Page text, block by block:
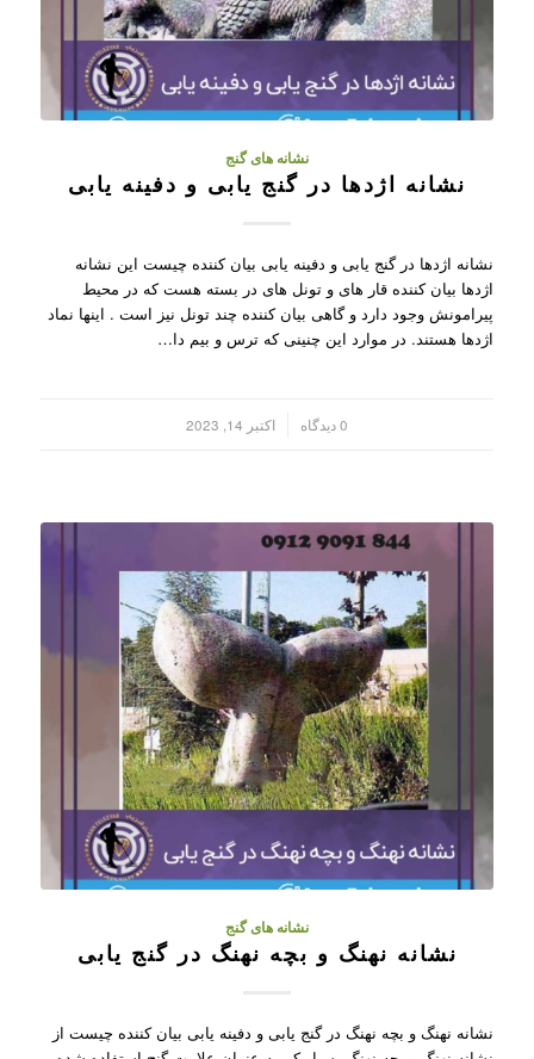
نشانه های گنج
نشانه اژدها در گنج یابی و دفینه یابی
نشانه اژدها در گنج یابی و دفینه یابی بیان کننده چیست این نشانه
اژدها بیان کننده قار های و تونل های در بسته هست که در محیط
پیرامونش وجود دارد و گاهی بیان کننده چند تونل نیز است . اینها نماد
اژدها هستند. در موارد این چنینی که ترس و بیم دا…
0 دیدگاه اکتبر 14, 2023
نشانه های گنج
نشانه نهنگ و بچه نهنگ در گنج یابی
نشانه نهنگ و بچه نهنگ در گنج یابی و دفینه یابی بیان کننده چیست از